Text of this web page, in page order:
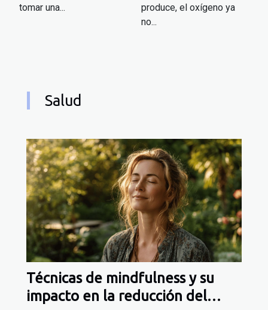
tomar una...
produce, el oxígeno ya
no...
Salud
Técnicas de mindfulness y su
impacto en la reducción del